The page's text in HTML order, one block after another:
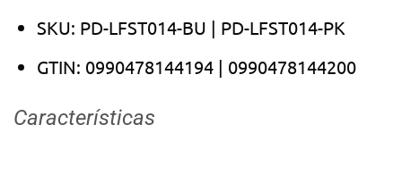
SKU: PD-LFST014-BU | PD-LFST014-PK
GTIN: 0990478144194 | 0990478144200
Características